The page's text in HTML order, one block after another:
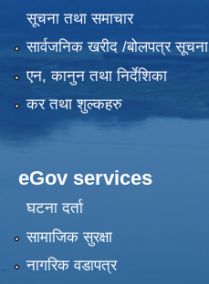
सूचना तथा समाचार
सार्वजनिक खरीद /बोलपत्र सूचना
एन, कानुन तथा निर्देशिका
कर तथा शुल्कहरु
eGov services
घटना दर्ता
सामाजिक सुरक्षा
नागरिक वडापत्र